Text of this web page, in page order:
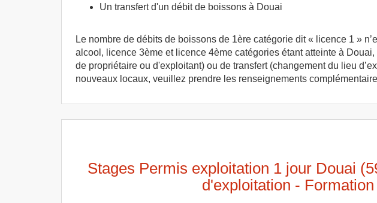
Un transfert d'un débit de boissons à Douai
Le nombre de débits de boissons de 1ère catégorie dit « licence 1 »
alcool, licence 3ème et licence 4ème catégories étant atteinte à
de propriétaire ou d'exploitant) ou de transfert (changement du lieu
nouveaux locaux, veuillez prendre les renseignements
Stages Permis exploitation 1 jour Douai
d'exploitation -